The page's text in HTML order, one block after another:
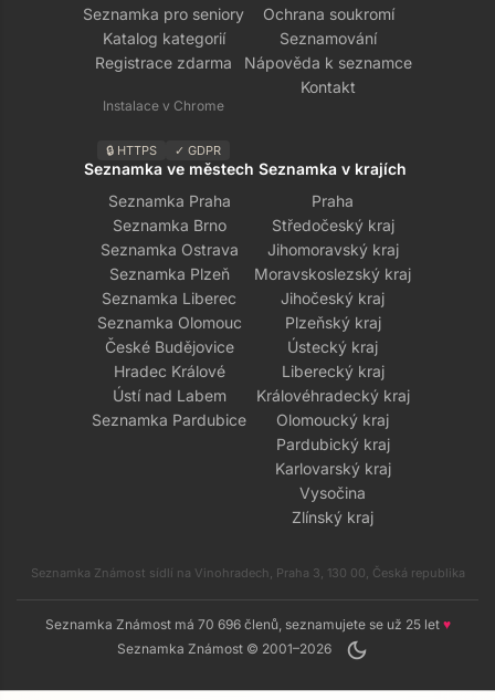
Seznamka pro seniory
Katalog kategorií
Registrace zdarma
Instalace v Chrome
🔒 HTTPS ✓ GDPR
Ochrana soukromí
Seznamování
Nápověda k seznamce
Kontakt
Seznamka ve městech
Seznamka Praha
Seznamka Brno
Seznamka Ostrava
Seznamka Plzeň
Seznamka Liberec
Seznamka Olomouc
České Budějovice
Hradec Králové
Ústí nad Labem
Seznamka Pardubice
Seznamka v krajích
Praha
Středočeský kraj
Jihomoravský kraj
Moravskoslezský kraj
Jihočeský kraj
Plzeňský kraj
Ústecký kraj
Liberecký kraj
Královéhradecký kraj
Olomoucký kraj
Pardubický kraj
Karlovarský kraj
Vysočina
Zlínský kraj
Seznamka Známost sídlí na Vinohradech, Praha 3, 130 00, Česká republika
Seznamka Známost má 70 696 členů, seznamujete se už 25 let ♥
Seznamka Známost © 2001–2026
dark_mode